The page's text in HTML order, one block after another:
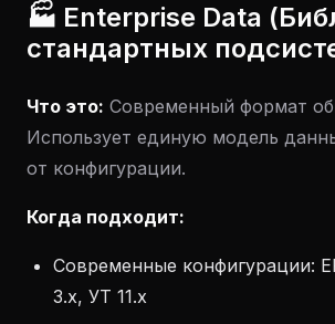
🏭 Enterprise Data
стандартных
Что это: Современный формат
Использует единую модель
от конфигурации.
Когда подходит:
Современные конфигурации:
3.x, УТ 11.x